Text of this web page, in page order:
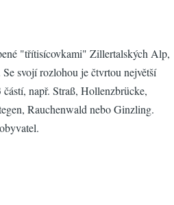
"třítisícovkami" Zillertalských Alp,
svojí rozlohou je čtvrtou největší
částí, např. Straß, Hollenzbrücke,
Rauchenwald nebo Ginzling.